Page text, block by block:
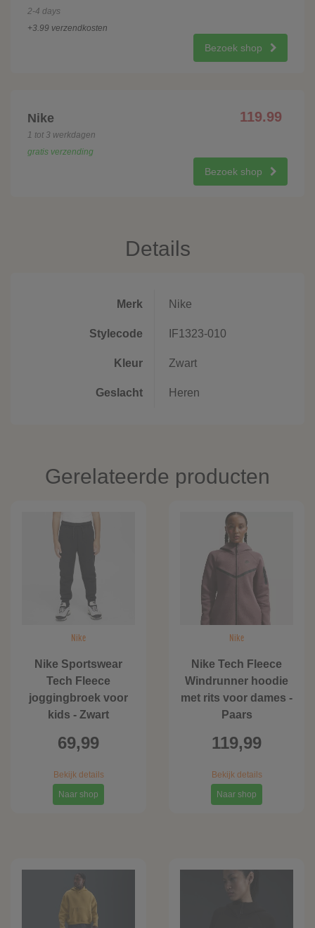
2-4 days
+3.99 verzendkosten
Bezoek shop
Nike 119.99
1 tot 3 werkdagen
gratis verzending
Bezoek shop
Details
Merk Nike
Stylecode IF1323-010
Kleur Zwart
Geslacht Heren
Gerelateerde producten
Nike
Nike Sportswear
Tech Fleece
joggingbroek voor
kids - Zwart
69,99
Bekijk details
Naar shop
Nike
Nike Tech Fleece
Windrunner hoodie
met rits voor dames -
Paars
119,99
Bekijk details
Naar shop